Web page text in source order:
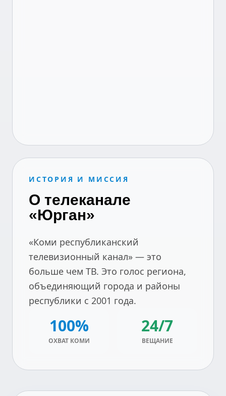
ИСТОРИЯ И МИССИЯ
О телеканале
«Юрган»
«Коми республиканский
телевизионный канал» — это
больше чем ТВ. Это голос региона,
объединяющий города и районы
республики с 2001 года.
100%
ОХВАТ КОМИ
24/7
ВЕЩАНИЕ